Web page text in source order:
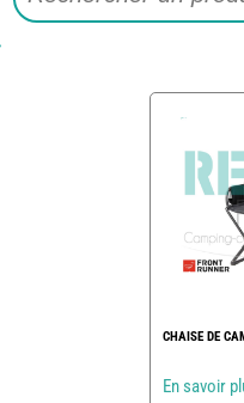
CHAISE DE
En savoir